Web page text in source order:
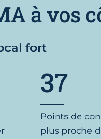
à vos
fort
37
Points de
plus proche